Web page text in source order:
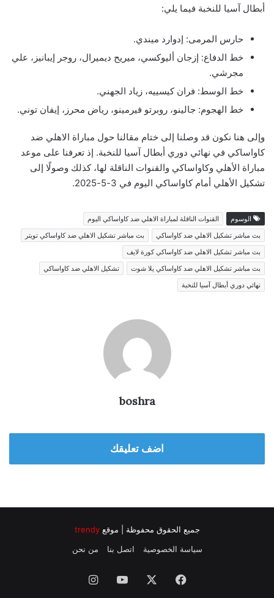
أبطال آسيا للنخبة فيما يلي:
حارس المرمى: إدوارد ميندي.
خط الدفاع: إزجان أليوكسي، ميريح ديميرال، روجر إيبانيز، علي
مجرشي.
خط الوسط: فران كيسييه، زياد الجهني.
خط الهجوم: جالينو، روبرتو فيرمينو، رياض محرز، إيفان توني.
وإلى هنا نكون قد وصلنا إلى ختام مقالنا حول مباراة الاهلي ضد
كاواساكي في نهائي دوري أبطال آسيا للنخبة. إذ تعرفنا على موعد
مباراة الأهلي وكاواساكي والقنوات الناقلة لها، كذلك وصولًا إلى
تشكيل الأهلي أمام كاواساكي اليوم في 3-5-2025.
الوسوم
القنوات الناقلة لمباراة الاهلي ضد كاواساكي اليوم
بث مباشر تشكيل الاهلي ضد كاواساكي
بث مباشر تشكيل الاهلي ضد كاواساكي تويتر
بث مباشر تشكيل الاهلي ضد كاواساكي كورة لايف
بث مباشر تشكيل الاهلي ضد كاواساكي يلا شوت
تشكيل الاهلي ضد كاواساكي
نهائي دوري أبطال آسيا للنخبة
boshra
اضف تعليقك
جميع الحقوق محفوظة | موقع trendy
سياسة الخصوصية
اتصل بنا من نحن
فيسبوك ‫YouTube